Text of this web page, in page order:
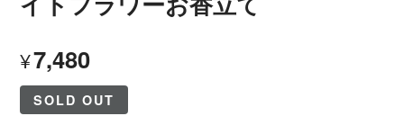
¥7,480
SOLD OUT